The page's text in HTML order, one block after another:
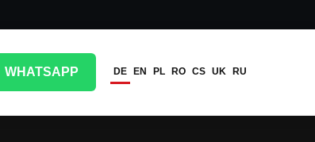
WHATSAPP DE EN PL RO CS UK RU